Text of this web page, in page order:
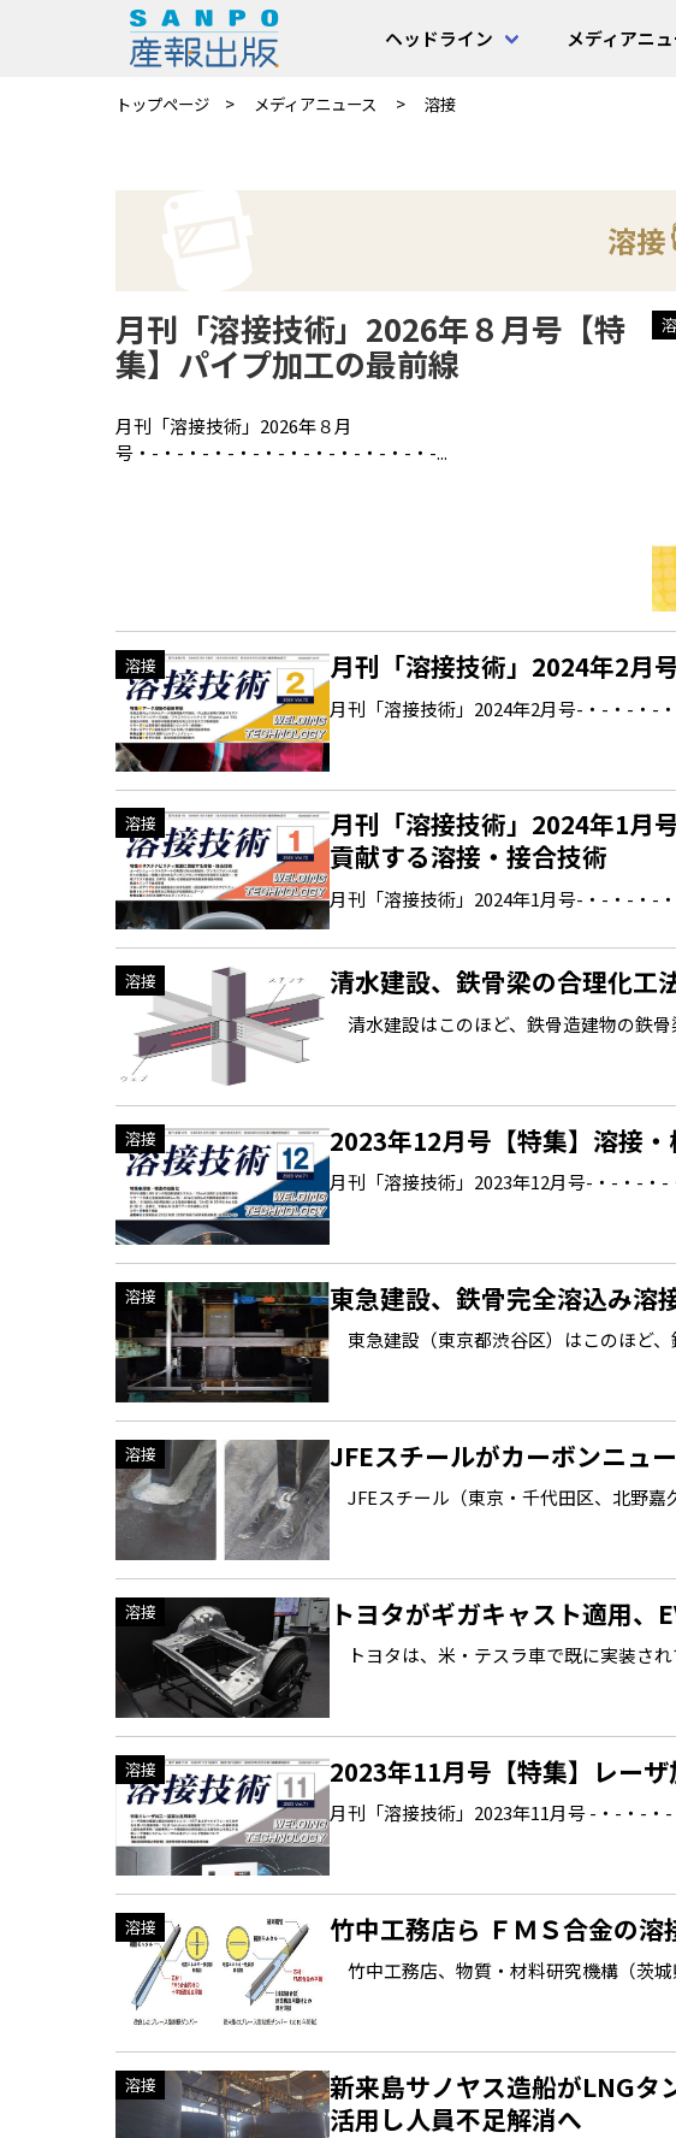
ヘッドライン メディアニ
トップページ メディアニュース 溶接
溶接
月刊「溶接技術」2026年８月号【特
集】パイプ加工の最前線
月刊「溶接技術」2026年８月
号・-・-・-・-・-・-・-・-・-・-・-・-...
溶接 月刊「溶接技術」2024年2
月刊「溶接技術」2024年2月号-・-・-・-
溶接
月刊「溶接技術」2024年1月
貢献する溶接・接合技術
月刊「溶接技術」2024年1月号-・-・-・-
溶接 清水建設、鉄骨梁の合理化工
清水建設はこのほど、鉄骨造建物の鉄
溶接 2023年12月号【特集】溶接
月刊「溶接技術」2023年12月号-・-・-・
溶接 東急建設、鉄骨完全溶込み溶
東急建設（東京都渋谷区）はこのほど
溶接 JFEスチールがカーボンニュ
JFEスチール（東京・千代田区、北野嘉
溶接 トヨタがギガキャスト適用、
トヨタは、米・テスラ車で既に実装さ
溶接 2023年11月号【特集】レー
月刊「溶接技術」2023年11月号 -・-・-
溶接 竹中工務店ら ＦＭＳ合金の溶
竹中工務店、物質・材料研究機構（茨
溶接
新来島サノヤス造船がLNGタ
活用し人員不足解消へ